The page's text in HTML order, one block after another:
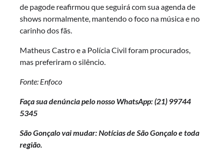
de pagode reafirmou que seguirá com sua agenda de
shows normalmente, mantendo o foco na música e no
carinho dos fãs.
Matheus Castro e a Polícia Civil foram procurados,
mas preferiram o silêncio.
Fonte: Enfoco
Faça sua denúncia pelo nosso WhatsApp: (21) 99744
5345
São Gonçalo vai mudar: Notícias de São Gonçalo e toda
região.